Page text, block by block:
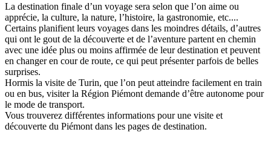
La destination finale d’un voyage sera selon que l’on aime ou
apprécie, la culture, la nature, l’histoire, la gastronomie, etc....
Certains planifient leurs voyages dans les moindres détails, d’autres
qui ont le gout de la découverte et de l’aventure partent en chemin
avec une idée plus ou moins affirmée de leur destination et peuvent
en changer en cour de route, ce qui peut présenter parfois de belles
surprises.
Hormis la visite de Turin, que l’on peut atteindre facilement en train
ou en bus, visiter la Région Piémont demande d’être autonome pour
le mode de transport.
Vous trouverez différentes informations pour une visite et
découverte du Piémont dans les pages de destination.